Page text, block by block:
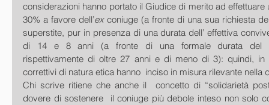
considerazioni hanno portato il Giudice di merito ad effettuare
30% a favore dell’ex coniuge (a fronte di una sua richiesta
superstite, pur in presenza di una durata dell’ effettiva
di 14 e 8 anni (a fronte di una formale durata del
rispettivamente di oltre 27 anni e di meno di 3): quindi,
correttivi di natura etica hanno  inciso in misura rilevante
Chi scrive ritiene che anche il  concetto di “solidarietà
dovere di sostenere  il coniuge più debole inteso non solo